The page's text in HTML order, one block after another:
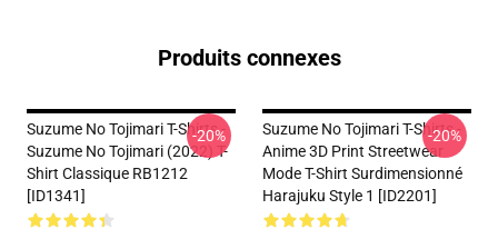
Produits connexes
Suzume No Tojimari T-Shirts -
Suzume No Tojimari (2022) T-
Shirt Classique RB1212
[ID1341]
-20%
Suzume No Tojimari T-Shirts -
Anime 3D Print Streetwear
Mode T-Shirt Surdimensionné
Harajuku Style 1 [ID2201]
-20%